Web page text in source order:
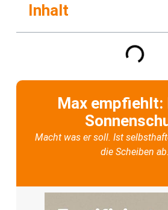
Inhalt
Max empfiehlt:
Macht was er soll. Ist
die Scheiben ab.